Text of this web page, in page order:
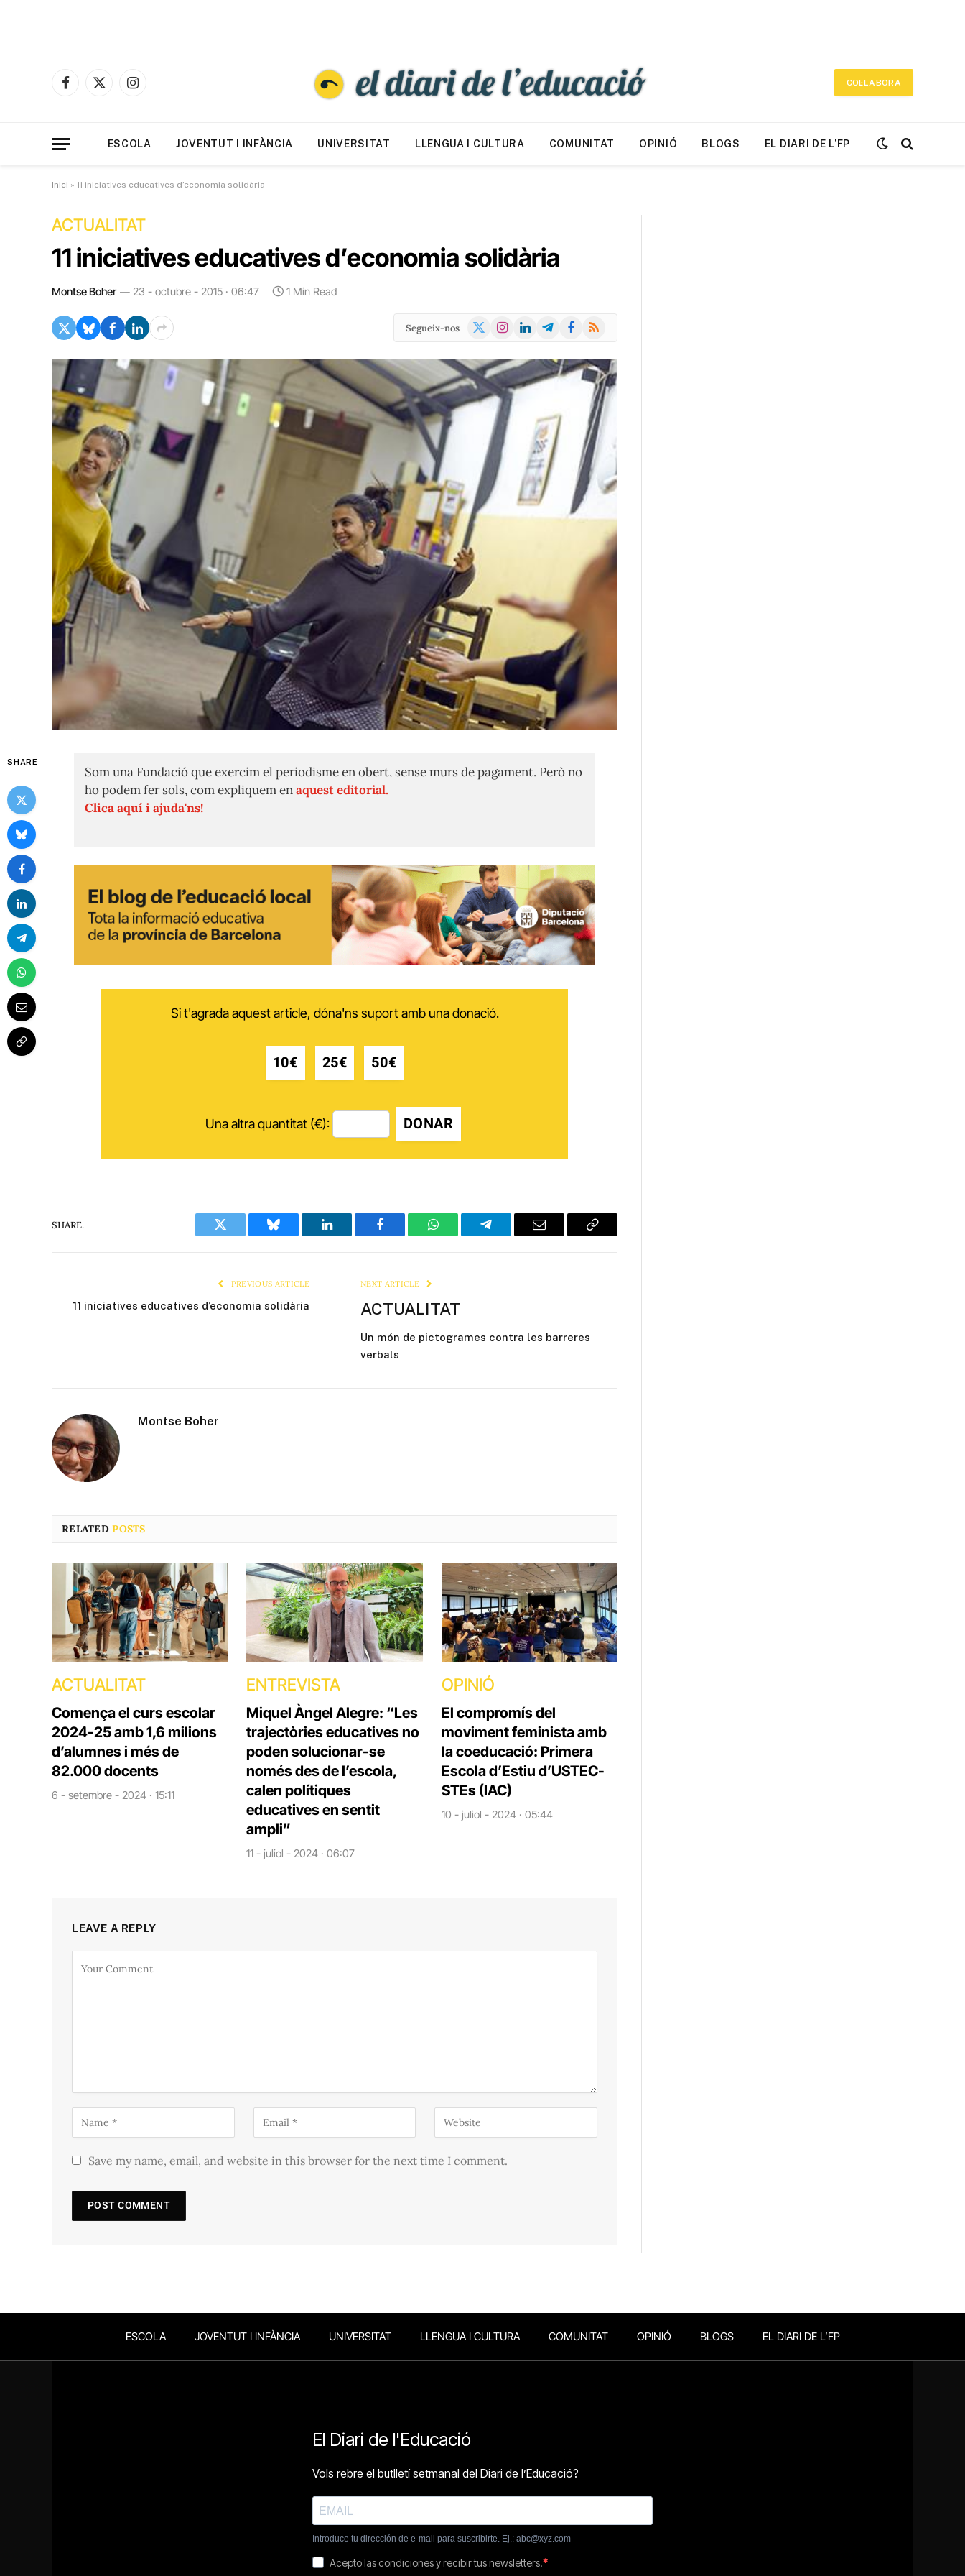
Facebook
X
Instagram
COL·LABORA
ESCOLA JOVENTUT I INFÀNCIA UNIVERSITAT LLENGUA I CULTURA COMUNITAT OPINIÓ BLOGS EL DIARI DE L’FP
Inici » 11 iniciatives educatives d’economia solidària
ACTUALITAT
11 iniciatives educatives d’economia solidària
Montse Boher 23 - octubre - 2015 · 06:47 1 Min Read
Segueix-nos
X
Instagram
LinkedInTelegramFacebook
RSS
SHARE
Som una Fundació que exercim el periodisme en obert, sense murs de pagament. Però no
ho podem fer sols, com expliquem enaquest editorial.
Clica aquí i ajuda'ns!
Si t'agrada aquest article, dóna'ns suport amb una donació.
10€ 25€ 50€
Una altra quantitat (€): DONAR
SHARE.
Twitter Bluesky LinkedIn Facebook WhatsAppTelegram Email
Copy
PREVIOUS ARTICLE
11 iniciatives educatives d’economia solidària
NEXT ARTICLE
ACTUALITAT
Un món de pictogrames contra les barreres
verbals
Montse Boher
RELATEDPOSTS
ACTUALITAT
Comença el curs escolar
2024-25 amb 1,6 milions
d’alumnes i més de
82.000 docents
6 - setembre - 2024 · 15:11
ENTREVISTA
Miquel Àngel Alegre: “Les
trajectòries educatives no
poden solucionar-se
només des de l’escola,
calen polítiques
educatives en sentit
ampli”
11 - juliol - 2024 · 06:07
OPINIÓ
El compromís del
moviment feminista amb
la coeducació: Primera
Escola d’Estiu d’USTEC-
STEs (IAC)
10 - juliol - 2024 · 05:44
LEAVE A REPLY
Save my name, email, and website in this browser for the next time I comment.
ESCOLA JOVENTUT I INFÀNCIA UNIVERSITAT LLENGUA I CULTURA COMUNITAT OPINIÓ BLOGS EL DIARI DE L’FP